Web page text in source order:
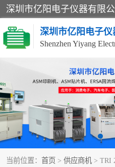
深圳市亿阳电子仪
Shenzhen Yiyang
当前位置： 首页 > 供应商机 > TRI
SX全自动高速贴片机
NeoHorizon全自动锡膏印
刷机
回流焊HOTFLOW 3/20e
BGA返修台HR600/2